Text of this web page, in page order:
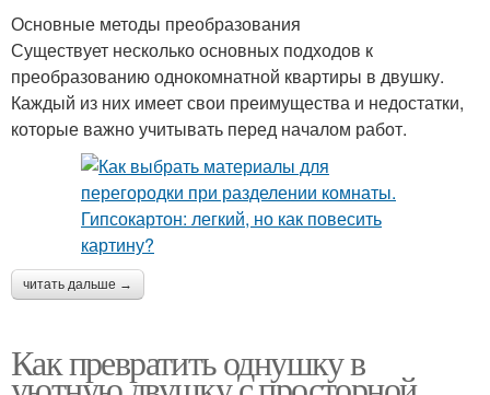
Основные методы преобразования
Существует несколько основных подходов к
преобразованию однокомнатной квартиры в двушку.
Каждый из них имеет свои преимущества и недостатки,
которые важно учитывать перед началом работ.
читать дальше →
Как превратить однушку в